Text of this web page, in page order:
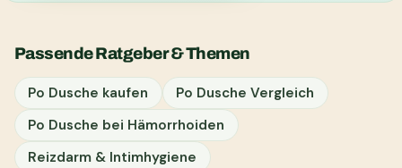
Passende Ratgeber & Themen
Po Dusche kaufen
Po Dusche Vergleich
Po Dusche bei Hämorrhoiden
Reizdarm & Intimhygiene